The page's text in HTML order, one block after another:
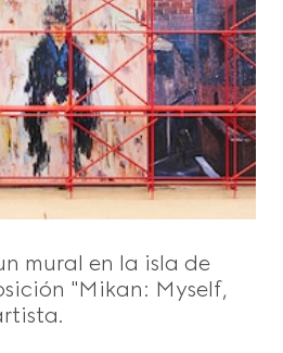
mural en la isla de
"Mikan: Myself,